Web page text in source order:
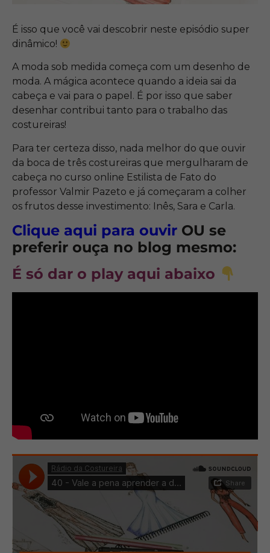
É isso que você vai descobrir neste episódio super
dinâmico!
A moda sob medida começa com um desenho de
moda. A mágica acontece quando a ideia sai da
cabeça e vai para o papel. É por isso que saber
desenhar contribui tanto para o trabalho das
costureiras!
Para ter certeza disso, nada melhor do que ouvir
da boca de três costureiras que mergulharam de
cabeça no curso online Estilista de Fato do
professor Valmir Pazeto e já começaram a colher
os frutos desse investimento: Inês, Sara e Carla.
Clique aqui para ouvir OU se
preferir ouça no blog mesmo:
É só dar o play aqui abaixo